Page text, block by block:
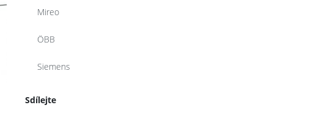
Mireo
ÖBB
Siemens
Sdílejte